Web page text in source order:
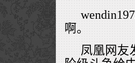
啊。
凤凰网友